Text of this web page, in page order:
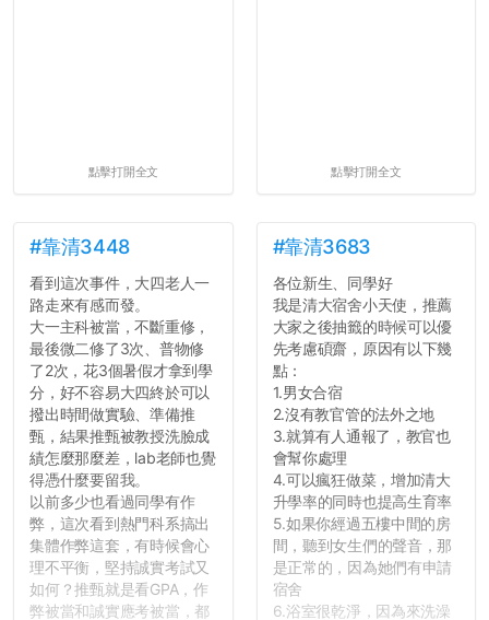
點擊打開全文 點擊打開全文
#靠清3448
看到這次事件，大四老人一
路走來有感而發。
大一主科被當，不斷重修，
最後微二修了3次、普物修
了2次，花3個暑假才拿到學
分，好不容易大四終於可以
撥出時間做實驗、準備推
甄，結果推甄被教授洗臉成
績怎麼那麼差，lab老師也覺
得憑什麼要留我。
以前多少也看過同學有作
弊，這次看到熱門科系搞出
集體作弊這套，有時候會心
理不平衡，堅持誠實考試又
如何？推甄就是看GPA，作
弊被當和誠實應考被當，都
#靠清3683
各位新生、同學好
我是清大宿舍小天使，推薦
大家之後抽籤的時候可以優
先考慮碩齋，原因有以下幾
點：
1.男女合宿
2.沒有教官管的法外之地
3.就算有人通報了，教官也
會幫你處理
4.可以瘋狂做菜，增加清大
升學率的同時也提高生育率
5.如果你經過五樓中間的房
間，聽到女生們的聲音，那
是正常的，因為她們有申請
宿舍
6.浴室很乾淨，因為來洗澡